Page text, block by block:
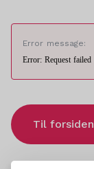
Error message:
Error: Request failed
Til forsiden